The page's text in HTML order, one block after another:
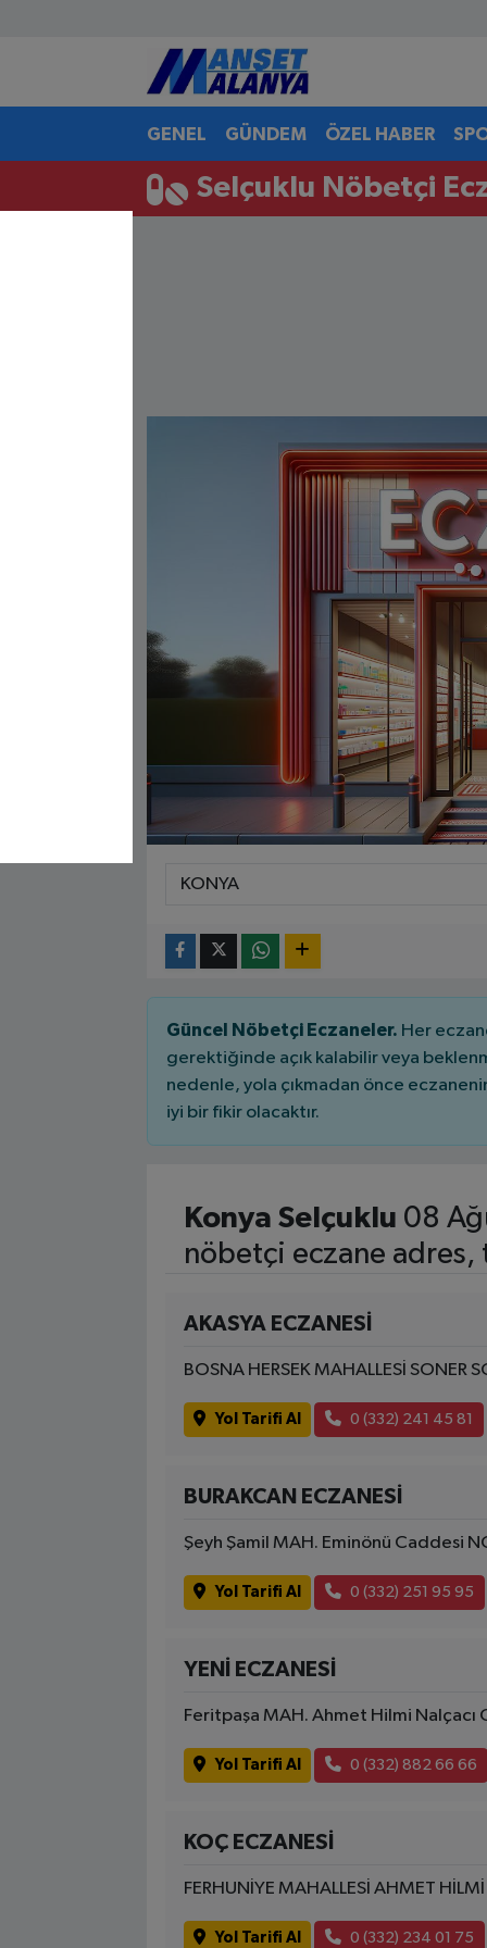
GENEL GÜNDEM ÖZEL HABER
Selçuklu Nöbetçi
Güncel Nöbetçi Eczaneler. Her
gerektiğinde açık kalabilir veya
nedenle, yola çıkmadan önce
iyi bir fikir olacaktır.
Konya Selçuklu 08
nöbetçi eczane adres,
AKASYA ECZANESİ
BOSNA HERSEK MAHALLESİ SONER
Yol Tarifi Al 0 (332) 241 45 81
BURAKCAN ECZANESİ
Şeyh Şamil MAH. Eminönü Caddesi
Yol Tarifi Al 0 (332) 251 95 95
YENİ ECZANESİ
Feritpaşa MAH. Ahmet Hilmi Nalçacı
Yol Tarifi Al 0 (332) 882 66 66
KOÇ ECZANESİ
FERHUNİYE MAHALLESİ AHMET
Yol Tarifi Al 0 (332) 234 01 75
Antalya Nöbetçi Eczaneler
Antalya Hava Durumu
Antalya Namaz Vakitleri
Son Dakika Haberleri